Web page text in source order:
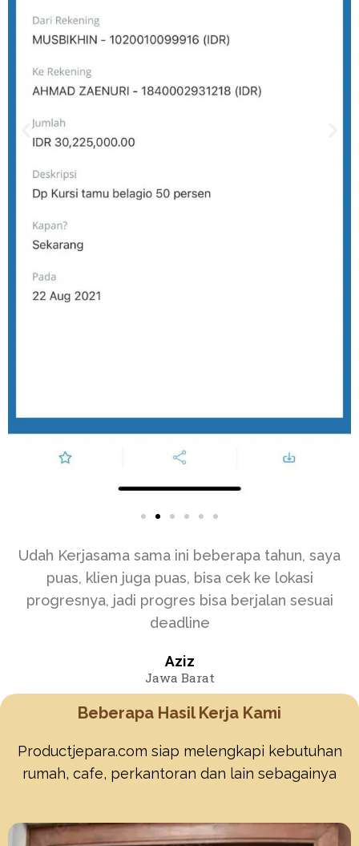
Udah Kerjasama sama ini beberapa tahun, saya
puas, klien juga puas, bisa cek ke lokasi
progresnya, jadi progres bisa berjalan sesuai
deadline
Aziz
Jawa Barat
Beberapa Hasil Kerja Kami
Productjepara.com siap melengkapi kebutuhan
rumah, cafe, perkantoran dan lain sebagainya